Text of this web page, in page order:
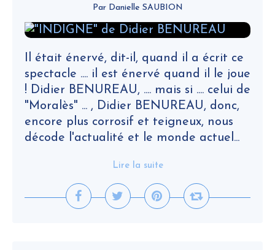
Par Danielle SAUBION
Il était énervé, dit-il, quand il a écrit ce
spectacle .... il est énervé quand il le joue
! Didier BENUREAU, .... mais si .... celui de
"Moralès" ... , Didier BENUREAU, donc,
encore plus corrosif et teigneux, nous
décode l'actualité et le monde actuel...
Lire la suite